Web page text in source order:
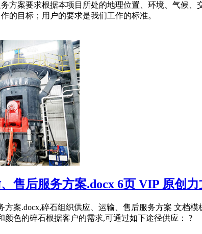
方案要求根据本项目所处的地理位置、环境、气候
的目标；用户的要求是我们工作的标准。
售后服务方案.docx 6页 VIP 原创力
方案.docx,碎石组织供应、运输、售后服务方案 文档
颜色的碎石根据客户的需求,可通过如下途径供应： ?